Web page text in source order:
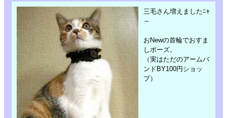
三毛さん増えましたﾆｬ
～
おNewの首輪でおすま
しポーズ。
（実はただのアームバ
ンドBY100円ショッ
プ）